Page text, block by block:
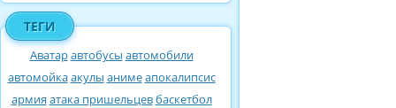
ТЕГИ
Аватаравтобусы автомобили
автомойкаакулы анимеапокалипсис
армия атака пришельцевбаскетбол